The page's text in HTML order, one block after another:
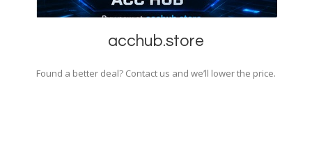
acchub.store
Found a better deal? Contact us and we’ll lower the price.